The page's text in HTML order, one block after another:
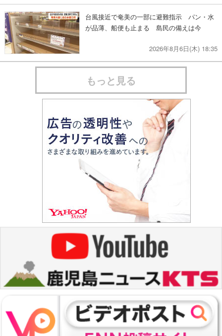
台風接近で奄美の一部に避難指示 パン・水
が品薄、船便も止まる 島民の備えは今
2026年8月6日(木) 18:35
もっと見る